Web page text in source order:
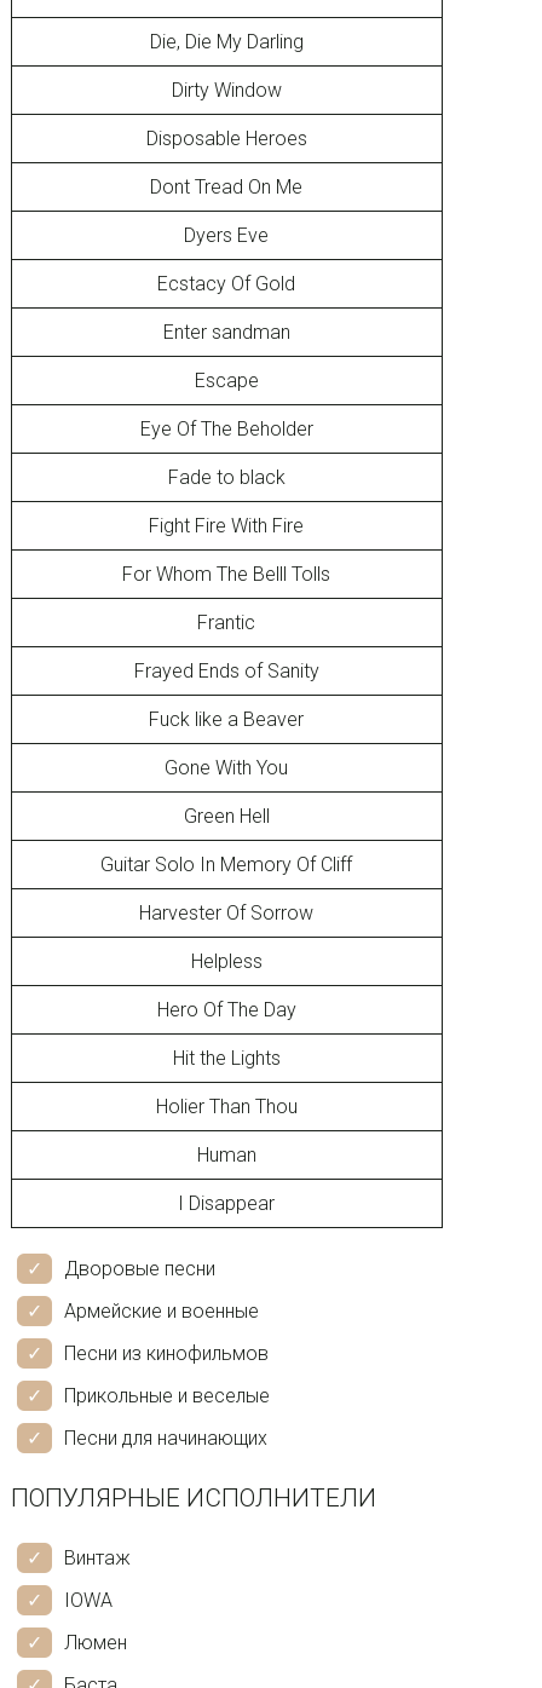
Die, Die My Darling
Dirty Window
Disposable Heroes
Dont Tread On Me
Dyers Eve
Ecstacy Of Gold
Enter sandman
Escape
Eye Of The Beholder
Fade to black
Fight Fire With Fire
For Whom The Belll Tolls
Frantic
Frayed Ends of Sanity
Fuck like a Beaver
Gone With You
Green Hell
Guitar Solo In Memory Of Cliff
Harvester Of Sorrow
Helpless
Hero Of The Day
Hit the Lights
Holier Than Thou
Human
I Disappear
Дворовые песни
Армейские и военные
Песни из кинофильмов
Прикольные и веселые
Песни для начинающих
ПОПУЛЯРНЫЕ ИСПОЛНИТЕЛИ
Винтаж
IOWA
Люмен